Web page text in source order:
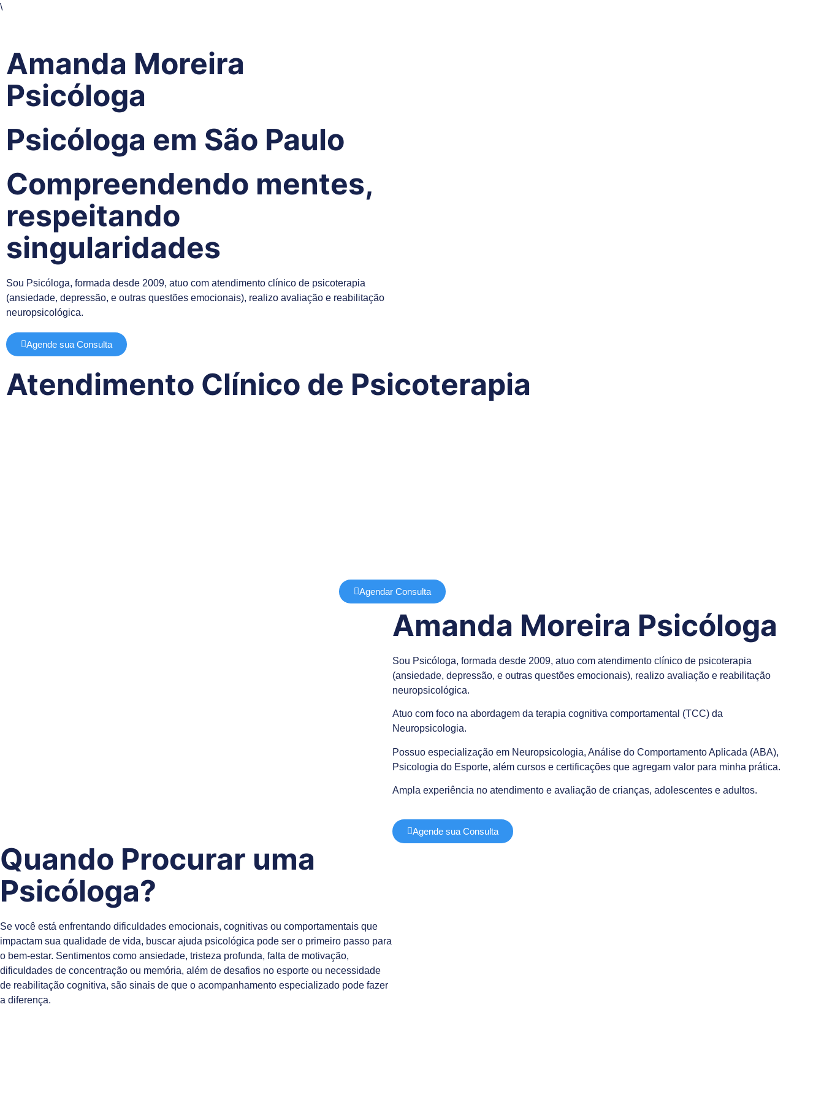
\
Amanda Moreira
Psicóloga
Psicóloga em São Paulo
Compreendendo mentes,
respeitando
singularidades
Sou Psicóloga, formada desde 2009, atuo com atendimento clínico de psicoterapia
(ansiedade, depressão, e outras questões emocionais), realizo avaliação e reabilitação
neuropsicológica.
Agende sua Consulta
Atendimento Clínico de Psicoterapia
Agendar Consulta
Amanda Moreira Psicóloga
Sou Psicóloga, formada desde 2009, atuo com atendimento clínico de psicoterapia
(ansiedade, depressão, e outras questões emocionais), realizo avaliação e reabilitação
neuropsicológica.
Atuo com foco na abordagem da terapia cognitiva comportamental (TCC) da
Neuropsicologia.
Possuo especialização em Neuropsicologia, Análise do Comportamento Aplicada (ABA),
Psicologia do Esporte, além cursos e certificações que agregam valor para minha prática.
Ampla experiência no atendimento e avaliação de crianças, adolescentes e adultos.
Agende sua Consulta
Quando Procurar uma
Psicóloga?
Se você está enfrentando dificuldades emocionais, cognitivas ou comportamentais que
impactam sua qualidade de vida, buscar ajuda psicológica pode ser o primeiro passo para
o bem-estar. Sentimentos como ansiedade, tristeza profunda, falta de motivação,
dificuldades de concentração ou memória, além de desafios no esporte ou necessidade
de reabilitação cognitiva, são sinais de que o acompanhamento especializado pode fazer
a diferença.